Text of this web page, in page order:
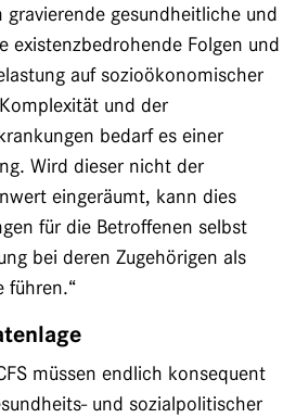
gesundheitliche und
existenzbedrohende Folgen und
auf sozioökonomischer
und der
bedarf es einer
Wird dieser nicht der
eingeräumt, kann dies
für die Betroffenen selbst
bei deren Zugehörigen als
führen.“
müssen endlich konsequent
und sozialpolitischer